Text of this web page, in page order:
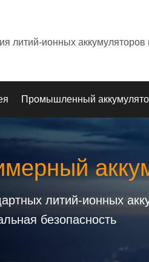
литий-ионных
Промышленный
литий-ионных
безопасность